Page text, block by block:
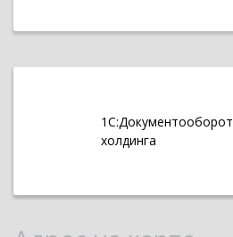
1С:Документооборот
холдинга